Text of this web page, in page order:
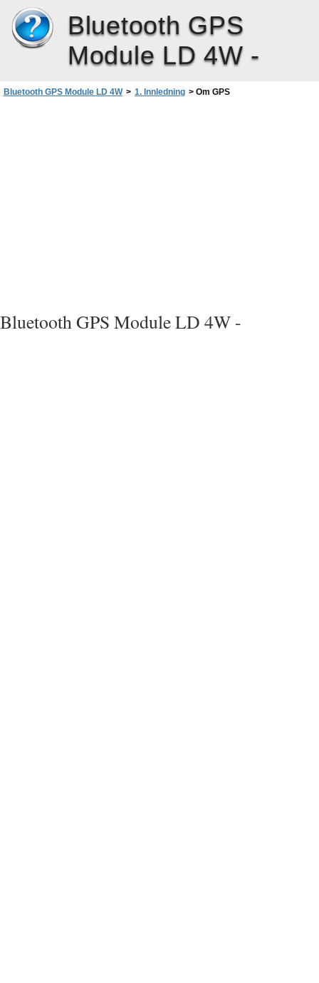
Bluetooth GPS
Module LD 4W -
Bluetooth GPS Module LD 4W > 1. Innledning > Om GPS
Bluetooth GPS Module LD 4W -